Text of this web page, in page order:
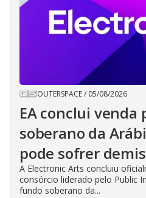
OUTERSPACE/ 05/08/2026
EA conclui venda
soberano da
pode sofrer
A Electronic Arts concluiu
consórcio liderado pelo Public
fundo soberano da...